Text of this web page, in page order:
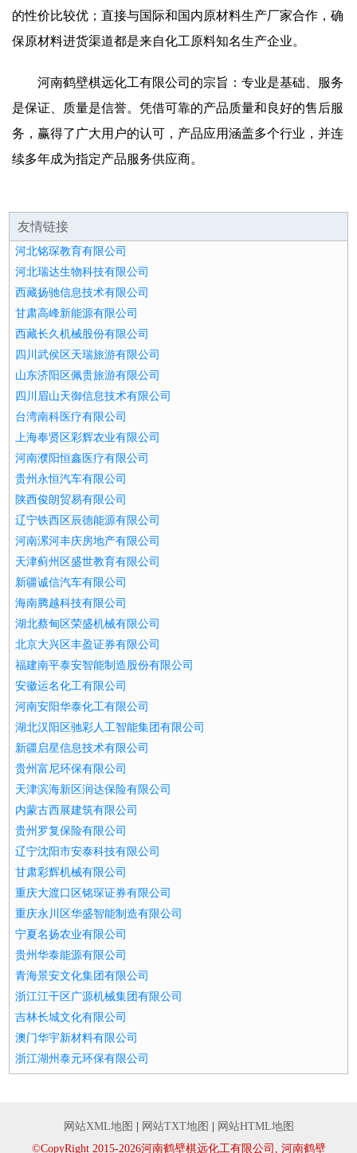
的性价比较优；直接与国际和国内原材料生产厂家合作，确
保原材料进货渠道都是来自化工原料知名生产企业。
河南鹤壁棋远化工有限公司的宗旨：专业是基础、服务
是保证、质量是信誉。凭借可靠的产品质量和良好的售后服
务，赢得了广大用户的认可，产品应用涵盖多个行业，并连
续多年成为指定产品服务供应商。
友情链接
河北铭琛教育有限公司
河北瑞达生物科技有限公司
西藏扬驰信息技术有限公司
甘肃高峰新能源有限公司
西藏长久机械股份有限公司
四川武侯区天瑞旅游有限公司
山东济阳区佩贵旅游有限公司
四川眉山天御信息技术有限公司
台湾南科医疗有限公司
上海奉贤区彩辉农业有限公司
河南濮阳恒鑫医疗有限公司
贵州永恒汽车有限公司
陕西俊朗贸易有限公司
辽宁铁西区辰德能源有限公司
河南漯河丰庆房地产有限公司
天津蓟州区盛世教育有限公司
新疆诚信汽车有限公司
海南腾越科技有限公司
湖北蔡甸区荣盛机械有限公司
北京大兴区丰盈证券有限公司
福建南平泰安智能制造股份有限公司
安徽运名化工有限公司
河南安阳华泰化工有限公司
湖北汉阳区驰彩人工智能集团有限公司
新疆启星信息技术有限公司
贵州富尼环保有限公司
天津滨海新区润达保险有限公司
内蒙古西展建筑有限公司
贵州罗复保险有限公司
辽宁沈阳市安泰科技有限公司
甘肃彩辉机械有限公司
重庆大渡口区铭琛证券有限公司
重庆永川区华盛智能制造有限公司
宁夏名扬农业有限公司
贵州华泰能源有限公司
青海景安文化集团有限公司
浙江江干区广源机械集团有限公司
吉林长城文化有限公司
澳门华宇新材料有限公司
浙江湖州泰元环保有限公司
网站XML地图 网站TXT地图
网站HTML地图
©CopyRight 2015-2026河南鹤壁棋远化工有限公司, 河南鹤壁